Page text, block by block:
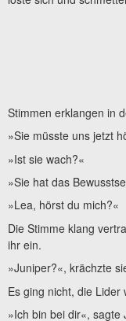
Stimmen erklangen in
»Sie müsste uns jetzt
»Ist sie wach?«
»Sie hat das
»Lea, hörst du mich?«
Die Stimme klang
ihr ein.
»Juniper?«, krächzte
Es ging nicht, die Lider
»Ich bin bei dir«, sagte